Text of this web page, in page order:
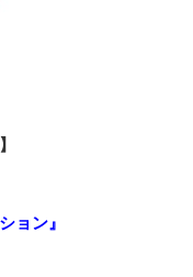
ョン』